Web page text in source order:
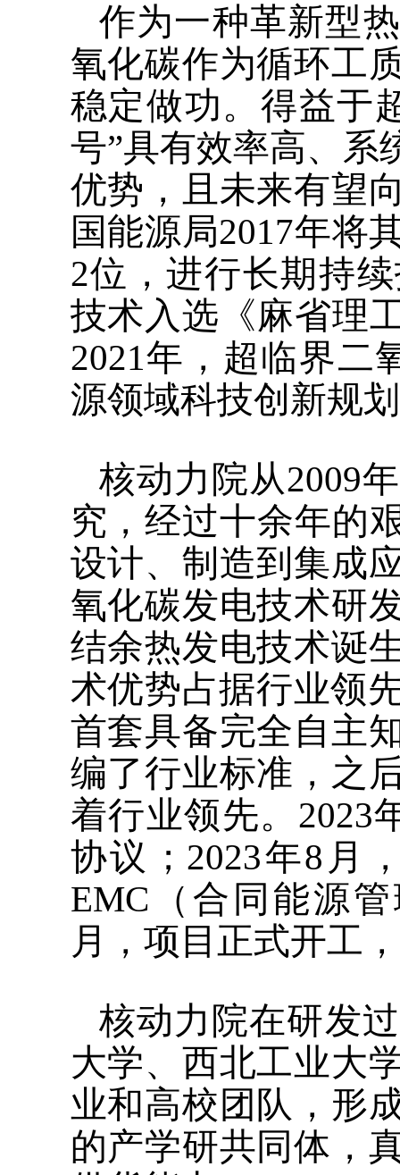
作为一种革新型
氧化碳作为循环工
稳定做功。得益于
号”具有效率高、系
优势，且未来有望
国能源局2017年将
2位，进行长期持
技术入选《麻省理
2021年，超临界二
源领域科技创新规
核动力院从2009
究，经过十余年的
设计、制造到集成
氧化碳发电技术研
结余热发电技术诞
术优势占据行业领
首套具备完全自主
编了行业标准，之
着行业领先。2023
协议；2023年8月
EMC（合同能源
月，项目正式开工
核动力院在研发
大学、西北工业大
业和高校团队，形
的产学研共同体，